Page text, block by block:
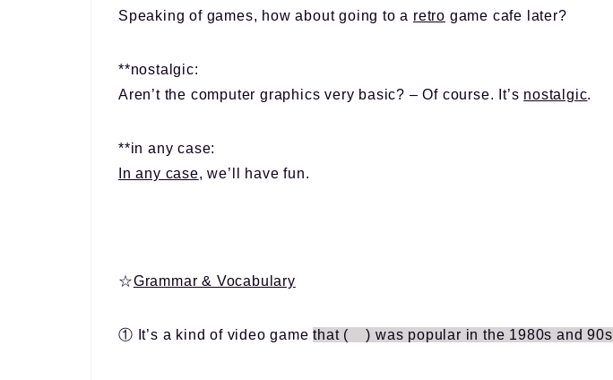
Speaking of games, how about going to a retro game cafe later?
**nostalgic:
Aren’t the computer graphics very basic? – Of course. It’s nostalgic.
**in any case:
In any case, we’ll have fun.
☆Grammar & Vocabulary
① It’s a kind of video game that ( ) was popular in the 1980s and 90s